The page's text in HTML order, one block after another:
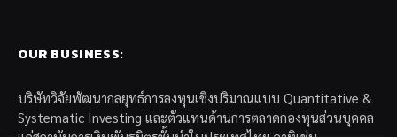
OUR BUSINESS:
บริษัทวิจัยพัฒนากลยุทธ์การลงทุนเชิงปริมาณแบบ Quantitative &
Systematic Investing และตัวแทนด้านการตลาดกองทุนส่วนบุคคล